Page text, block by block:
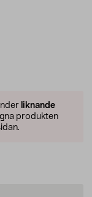
liknande
produkten